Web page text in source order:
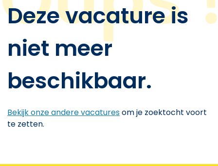
Deze vacature is
niet meer
beschikbaar.
Bekijk onze andere vacaturesom je zoektocht voort
te zetten.